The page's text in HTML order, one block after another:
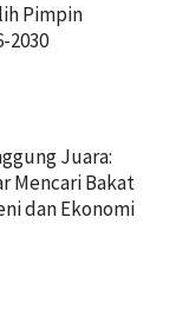
Pimpin
2030
Juara:
Mencari Bakat
dan Ekonomi